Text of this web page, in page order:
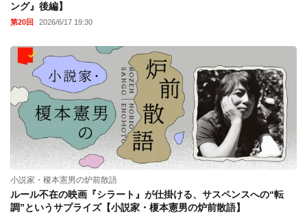
ング』後編】
第20回 2026/6/17 19:30
小説家・榎本憲男の炉前散語
ルール不在の映画『シラート』が仕掛ける、サスペンスへの“転
調”というサプライズ【小説家・榎本憲男の炉前散語】